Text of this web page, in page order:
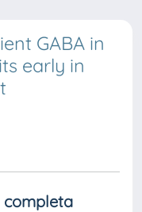
GABA in
early in
completa